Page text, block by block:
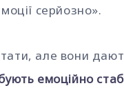
серйозно».
але вони
емоційно